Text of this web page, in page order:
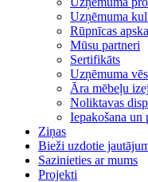
Uzņēmuma
Rūpnīcas
Mūsu partneri
Sertifikāts
Uzņēmuma
Āra mēbeļu
Noliktavas
Iepakošana un
Ziņas
Bieži uzdotie
Sazinieties ar mums
Projekti